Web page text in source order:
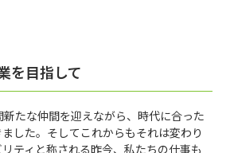
を目指して
たな仲間を迎えながら、時代に合った
した。そしてこれからもそれは変わり
ティと称される昨今、私たちの仕事も